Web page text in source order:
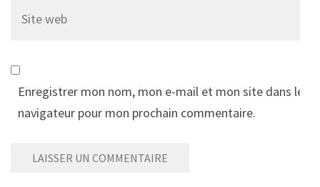
web
Enregistrer mon nom, mon e-mail et mon site dans le
navigateur pour mon prochain commentaire.